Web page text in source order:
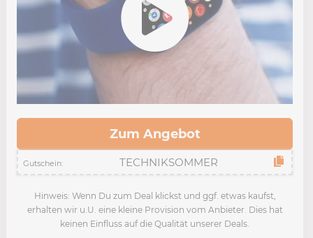
Zum Angebot
Gutschein:
Hinweis: Wenn Du zum Deal klickst und ggf. etwas kaufst,
erhalten wir u.U. eine kleine Provision vom Anbieter. Dies hat
keinen Einfluss auf die Qualität unserer Deals.